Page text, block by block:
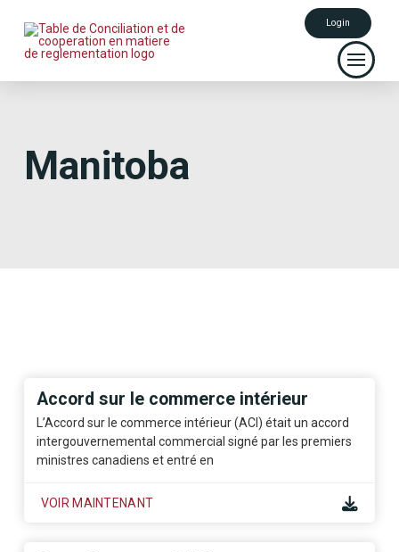
Login
Manitoba
Accord sur le commerce intérieur
L’Accord sur le commerce intérieur (ACI) était un accord
intergouvernemental commercial signé par les premiers
ministres canadiens et entré en
VOIR MAINTENANT